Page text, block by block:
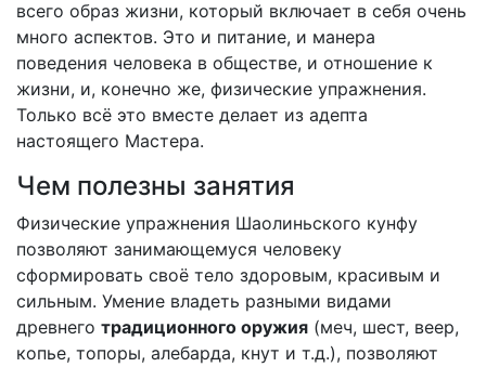
всего образ жизни, который включает в себя очень
много аспектов. Это и питание, и манера
поведения человека в обществе, и отношение к
жизни, и, конечно же, физические упражнения.
Только всё это вместе делает из адепта
настоящего Мастера.
Чем полезны занятия
Физические упражнения Шаолиньского кунфу
позволяют занимающемуся человеку
сформировать своё тело здоровым, красивым и
сильным. Умение владеть разными видами
древнего традиционного оружия (меч, шест, веер,
копье, топоры, алебарда, кнут и т.д.), позволяют